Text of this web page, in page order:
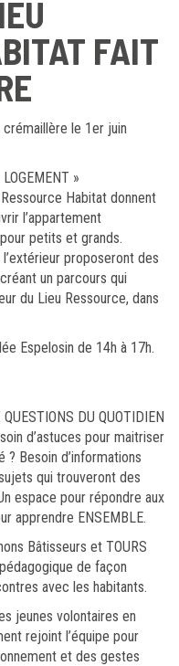
FAIT
crémaillère le 1er juin
»
Habitat donnent
l’appartement
petits et grands.
proposeront des
un parcours qui
du Lieu Ressource, dans
Espelosin de 14h à 17h.
DU QUOTIDIEN
d’astuces pour maitriser
? Besoin d’informations
qui trouveront des
espace pour répondre aux
apprendre ENSEMBLE.
Bâtisseurs et TOURS
de façon
avec les habitants.
jeunes volontaires en
rejoint l’équipe pour
et des gestes